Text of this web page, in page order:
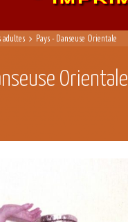
adultes Pays - Danseuse Orientale
Orientale